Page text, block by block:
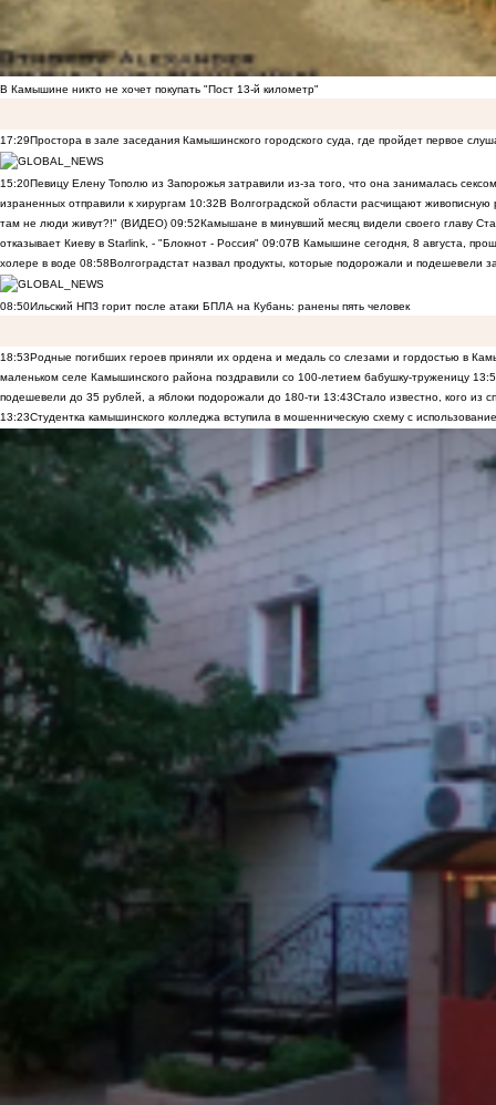
В Камышине никто не хочет покупать "Пост 13-й километр"
17:29Простора в зале заседания Камышинского городского суда, где пройдет первое
15:20Певицу Елену Тополю из Запорожья затравили из-за того, что она занималась
израненных отправили к хирургам 10:32В Волгоградской области расчищают
там не люди живут?!" (ВИДЕО) 09:52Камышане в минувший месяц видели своего главу
отказывает Киеву в Starlink, - "Блокнот - Россия" 09:07В Камышине сегодня, 8 августа,
холере в воде 08:58Волгоградстат назвал продукты, которые подорожали и подешевели
08:50Ильский НПЗ горит после атаки БПЛА на Кубань: ранены пять человек
18:53Родные погибших героев приняли их ордена и медаль со слезами и гордостью в
маленьком селе Камышинского района поздравили со 100-летием бабушку-труженицу
подешевели до 35 рублей, а яблоки подорожали до 180-ти 13:43Стало известно, кого из
13:23Студентка камышинского колледжа вступила в мошенническую схему с